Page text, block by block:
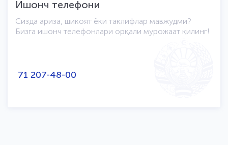
Ишонч телефони
Сизда ариза, шикоят ёки таклифлар мавжудми?
Бизга ишонч телефонлари орқали мурожаат қилинг!
71 207-48-00